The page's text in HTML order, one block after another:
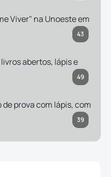
43
49
39